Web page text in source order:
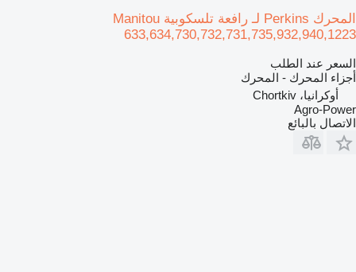
المحرك Perkins لـ رافعة تلسكوبية Manitou
633,634,730,732,731,735,932,940,1223
السعر عند الطلب
أجزاء المحرك - المحرك
أوكرانيا، Chortkiv
Agro-Power
الاتصال بالبائع